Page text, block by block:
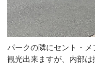
パークの隣にセント・
観光出来ますが、内部は